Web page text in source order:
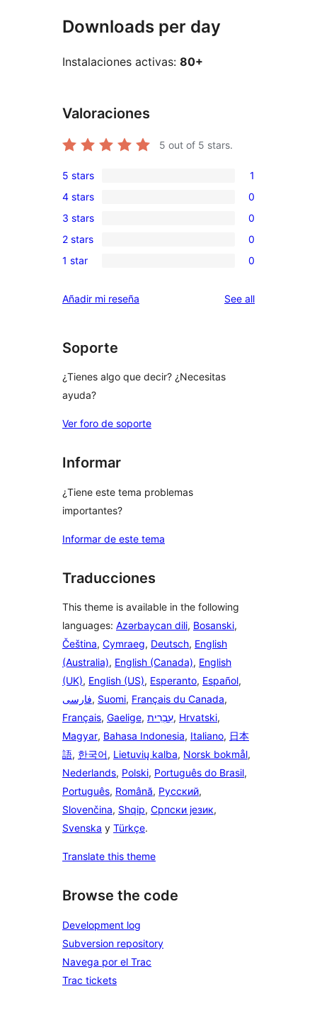
Downloads per day
Instalaciones activas: 80+
Valoraciones
5 out of 5 stars.
1
5-
star
review
5 stars 1
0
4-
star
reviews
4 stars 0
0
3-
star
3 stars 0
0
2-
reviews
2 stars 0
0
star
1 star 0
Añadir mi reseña See allreviews
Soporte
¿Tienes algo que decir? ¿Necesitas
ayuda?
Ver foro de soporte
Informar
¿Tiene este tema problemas
importantes?
Informar de este tema
Traducciones
This theme is available in the following
languages: Azərbaycan dili, Bosanski,
Čeština, Cymraeg, Deutsch, English
(Australia), English (Canada), English
(UK), English (US), Esperanto, Español,
فارسی, Suomi, Français du Canada,
Français, Gaelige, עִבְרִית, Hrvatski,
Magyar, Bahasa Indonesia, Italiano, 日本
語, 한국어, Lietuvių kalba, Norsk bokmål,
Nederlands, Polski, Português do Brasil,
Português, Română, Русский,
Slovenčina, Shqip, Српски језик,
Svenska y Türkçe.
Translate this theme
Browse the code
Development log
Subversion repository
Navega por el Trac
Trac tickets